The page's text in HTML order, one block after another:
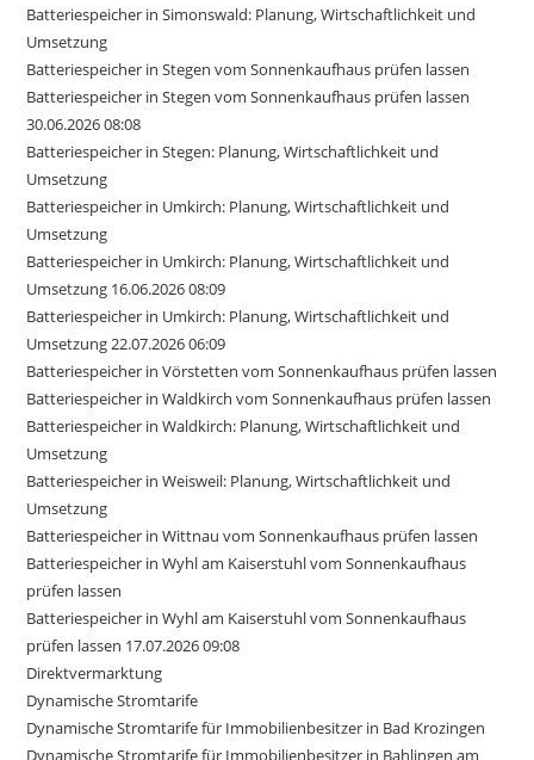
Batteriespeicher in Simonswald: Planung, Wirtschaftlichkeit und
Umsetzung
Batteriespeicher in Stegen vom Sonnenkaufhaus prüfen lassen
Batteriespeicher in Stegen vom Sonnenkaufhaus prüfen lassen
30.06.2026 08:08
Batteriespeicher in Stegen: Planung, Wirtschaftlichkeit und
Umsetzung
Batteriespeicher in Umkirch: Planung, Wirtschaftlichkeit und
Umsetzung
Batteriespeicher in Umkirch: Planung, Wirtschaftlichkeit und
Umsetzung 16.06.2026 08:09
Batteriespeicher in Umkirch: Planung, Wirtschaftlichkeit und
Umsetzung 22.07.2026 06:09
Batteriespeicher in Vörstetten vom Sonnenkaufhaus prüfen lassen
Batteriespeicher in Waldkirch vom Sonnenkaufhaus prüfen lassen
Batteriespeicher in Waldkirch: Planung, Wirtschaftlichkeit und
Umsetzung
Batteriespeicher in Weisweil: Planung, Wirtschaftlichkeit und
Umsetzung
Batteriespeicher in Wittnau vom Sonnenkaufhaus prüfen lassen
Batteriespeicher in Wyhl am Kaiserstuhl vom Sonnenkaufhaus
prüfen lassen
Batteriespeicher in Wyhl am Kaiserstuhl vom Sonnenkaufhaus
prüfen lassen 17.07.2026 09:08
Direktvermarktung
Dynamische Stromtarife
Dynamische Stromtarife für Immobilienbesitzer in Bad Krozingen
Dynamische Stromtarife für Immobilienbesitzer in Bahlingen am